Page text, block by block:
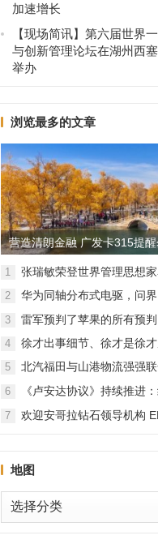
加速增长
【现场简讯】第六届世界
与创新管理论坛在湖州西
举办
浏览最多的文章
营造清朗金融 广发卡315提醒
理维权”
1 张瑞敏荣登世界管理思想
2
华为同轴分布式电驱，问
背后的“车轮思想者”
3 雷军预判了苹果的所有预判
4 徐才出事细节、徐才是徐才
5
北汽福田与山港物流强强
融合新范本
6
《卢安达协议》持续推进
和国加入，印度宝石与珠宝
员会与迪拜多种商品交易
7
欢迎安哥拉钻石领导机构
地图
地
图